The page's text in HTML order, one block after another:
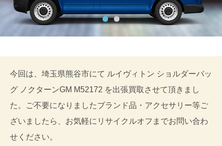
今回は、埼玉県熊谷市にて ルイヴィトン ショルダーバッ
グ ノクターンGM M52172 を出張買取させて頂きまし
た。ご不要になりましたブランド品・アクセサリー等ご
ざいましたら、お気軽にリサイクルオフまでお問い合わ
せください。